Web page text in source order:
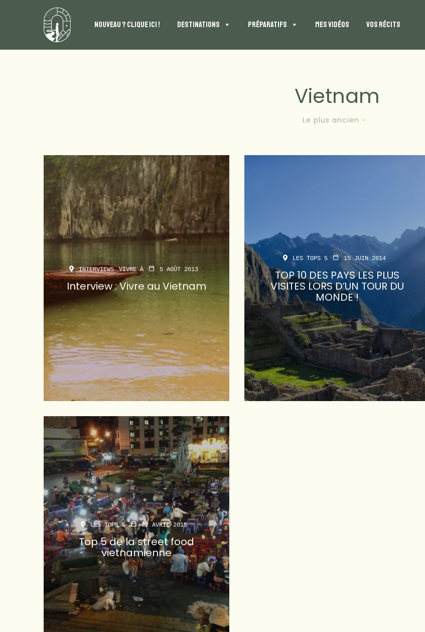
NOUVEAU ? CLIQUE ICI ! DESTINATIONS PRÉPARATIFS MES VIDÉOS VOS RÉCITS
Vietnam
Le plus ancien
INTERVIEWS VIVRE À 5 AOÛT 2013
Interview : Vivre au Vietnam
LES TOPS 5 15 JUIN 2014
TOP 10 DES PAYS LES PLUS
VISITES LORS D’UN TOUR DU
MONDE !
LES TOPS 5 22 AVRIL 2015
Top 5 de la street food
vietnamienne